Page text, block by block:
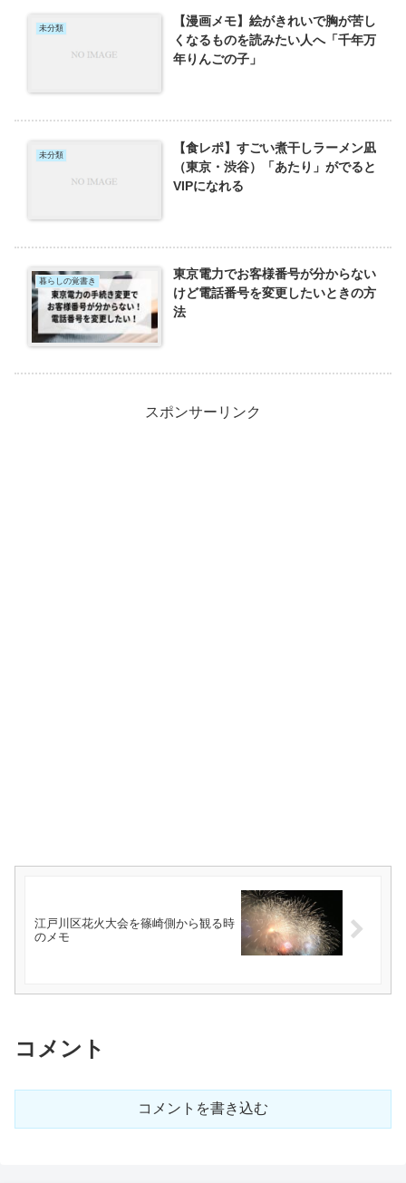
未分類
【漫画メモ】絵がきれいで胸が苦し
くなるものを読みたい人へ「千年万
年りんごの子」
未分類
【食レポ】すごい煮干しラーメン凪
（東京・渋谷）「あたり」がでると
VIPになれる
暮らしの覚書き
東京電力でお客様番号が分からない
けど電話番号を変更したいときの方
法
スポンサーリンク
江戸川区花火大会を篠崎側から観る時
のメモ
コメント
コメントを書き込む